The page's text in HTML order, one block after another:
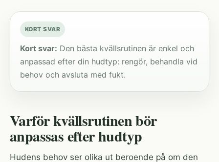
KORT SVAR
Kort svar: Den bästa kvällsrutinen är enkel och
anpassad efter din hudtyp: rengör, behandla vid
behov och avsluta med fukt.
Varför kvällsrutinen bör
anpassas efter hudtyp
Hudens behov ser olika ut beroende på om den